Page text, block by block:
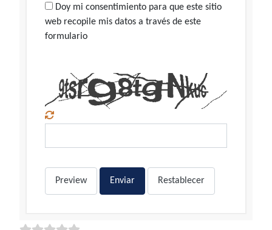
Doy mi consentimiento para que este sitio
web recopile mis datos a través de este
formulario
Preview Enviar Restablecer